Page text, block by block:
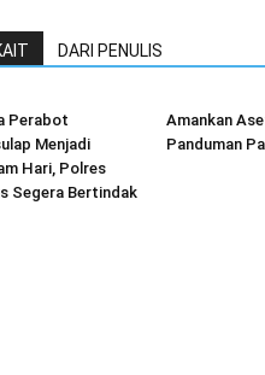
DARI PENULIS
Perabot
Menjadi
Hari, Polres
Segera Bertindak
Amankan
Panduman